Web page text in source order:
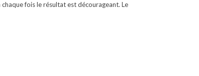
chaque fois le résultat est décourageant. Le